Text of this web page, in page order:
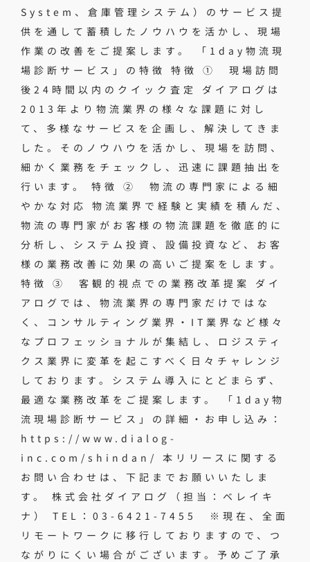
System、倉庫管理システム）のサービス提
供を通して蓄積したノウハウを活かし、現場
作業の改善をご提案します。 「1day物流現
場診断サービス」の特徴 特徴 ① 現場訪問
後24時間以内のクイック査定 ダイアログは
2013年より物流業界の様々な課題に対し
て、多様なサービスを企画し、解決してきま
した。そのノウハウを活かし、現場を訪問、
細かく業務をチェックし、迅速に課題抽出を
行います。 特徴 ② 物流の専門家による細
やかな対応 物流業界で経験と実績を積んだ、
物流の専門家がお客様の物流課題を徹底的に
分析し、システム投資、設備投資など、お客
様の業務改善に効果の高いご提案をします。
特徴 ③ 客観的視点での業務改革提案 ダイ
アログでは、物流業界の専門家だけではな
く、コンサルティング業界・IT業界など様々
なプロフェッショナルが集結し、ロジスティ
クス業界に変革を起こすべく日々チャレンジ
しております。システム導入にとどまらず、
最適な業務改革をご提案します。 「1day物
流現場診断サービス」の詳細・お申し込み：
https://www.dialog-
inc.com/shindan/ 本リリースに関する
お問い合わせは、下記までお願いいたしま
す。 株式会社ダイアログ（担当：ベレイキ
ナ） TEL：03-6421-7455 ※現在、全面
リモートワークに移行しておりますので、つ
ながりにくい場合がございます。予めご了承